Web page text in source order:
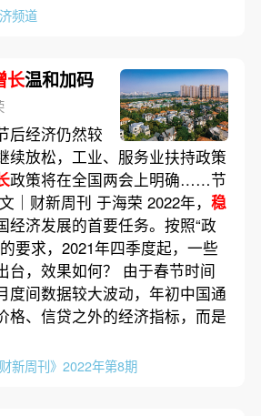
频道
长温和加码
后经济仍然较
续放松，工业、服务业扶持政策
政策将在全国两会上明确……节
｜财新周刊 于海荣 2022年， 稳
经济发展的首要任务。按照“政
要求，2021年四季度起，一些
台，效果如何？ 由于春节时间
度间数据较大波动，年初中国通
格、信贷之外的经济指标，而是
财新周刊》2022年第8期